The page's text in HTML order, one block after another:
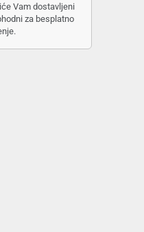
Vam dostavljeni
za besplatno